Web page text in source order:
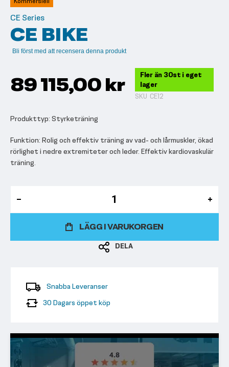
bildgalleriet
CE Series
CE BIKE
Bli först med att recensera denna produkt
89 115,00 kr
Fler än 30st i eget
lager
SKU CE12
Produkttyp: Styrketräning
Funktion: Rolig och effektiv träning av vad- och lårmuskler, ökad
rörlighet i nedre extremiteter och leder. Effektiv kardiovaskulär
träning.
LÄGG I VARUKORGEN
DELA
Snabba Leveranser
30 Dagars öppet köp